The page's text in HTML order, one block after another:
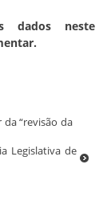
dados neste
da “revisão da
Legislativa de